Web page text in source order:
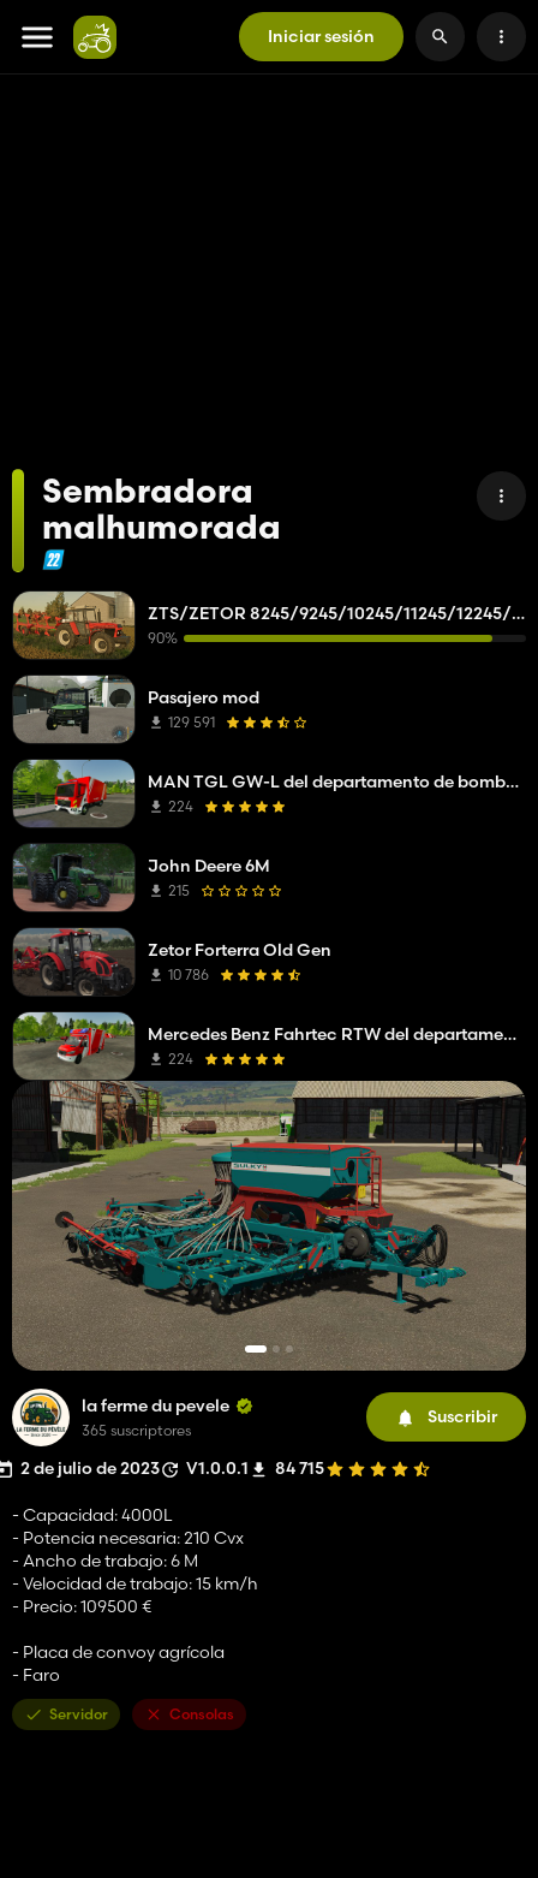
Iniciar sesión
Sembradora
malhumorada
la ferme du pevele
365 suscriptores
Suscribir
2 de julio de 2023 V1.0.0.1 84 715
- Capacidad: 4000L
- Potencia necesaria: 210 Cvx
- Ancho de trabajo: 6 M
- Velocidad de trabajo: 15 km/h
- Precio: 109500 €
- Placa de convoy agrícola
- Faro
Servidor Consolas
ZTS/ZETOR 8245/9245/10245/11245/12245/14245/16245
90%
Pasajero mod
129 591
MAN TGL GW-L del departamento de bomberos de Mittelberg
224
John Deere 6M
215
Zetor Forterra Old Gen
10 786
Mercedes Benz Fahrtec RTW del departamento de bomberos de Mittelberg
224